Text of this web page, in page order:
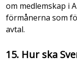
om medlemskap i
förmånerna som
avtal.
15. Hur ska